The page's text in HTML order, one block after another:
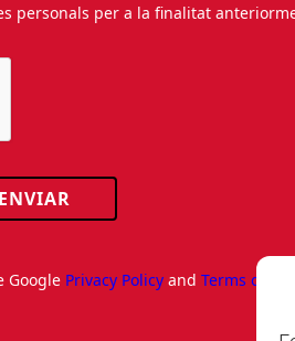
personals per a la finalitat
ENVIAR
Google Privacy Policy andTerms of